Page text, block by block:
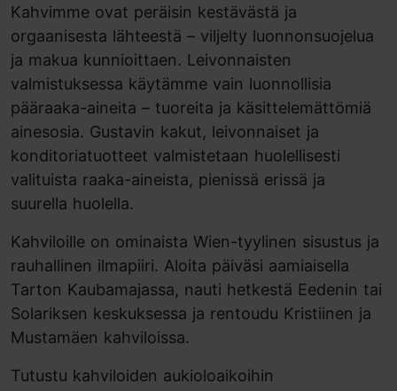
Kahvimme ovat peräisin kestävästä ja
orgaanisesta lähteestä – viljelty luonnonsuojelua
ja makua kunnioittaen. Leivonnaisten
valmistuksessa käytämme vain luonnollisia
pääraaka-aineita – tuoreita ja käsittelemättömiä
ainesosia. Gustavin kakut, leivonnaiset ja
konditoriatuotteet valmistetaan huolellisesti
valituista raaka-aineista, pienissä erissä ja
suurella huolella.
Kahviloille on ominaista Wien-tyylinen sisustus ja
rauhallinen ilmapiiri. Aloita päiväsi aamiaisella
Tarton Kaubamajassa, nauti hetkestä Eedenin tai
Solariksen keskuksessa ja rentoudu Kristiinen ja
Mustamäen kahviloissa.
Tutustu kahviloiden aukioloaikoihin